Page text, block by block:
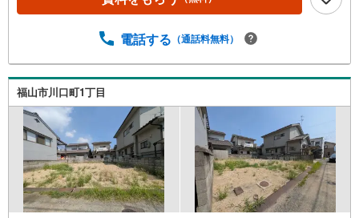
電話する （通話料無料）
福山市川口町1丁目